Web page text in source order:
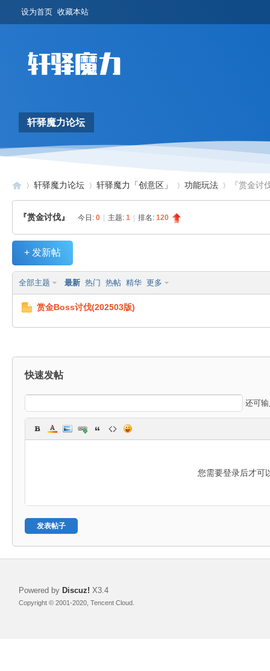
设为首页 收藏本站
轩驿魔力论坛
轩
驿
力
»
轩驿魔力论坛
›
轩驿魔力「创意区」
›
功能玩法
›
『赏金讨
『赏金讨伐』 今日: 0 主题: 1 排名: 120
+ 发新帖
全部主题 最新 热门 热帖 精华 更多
赏金Boss讨伐(202503版)
快速发帖
还可
您需要登录后才可
发表帖子
Powered by Discuz! X3.4
Copyright © 2001-2020, Tencent Cloud.